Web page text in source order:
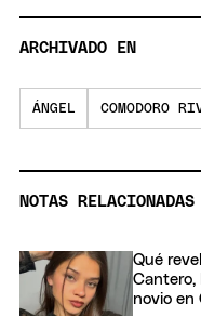
ARCHIVADO EN
ÁNGEL COMODORO
NOTAS RELACIONADAS
Qué
Cantero,
novio en